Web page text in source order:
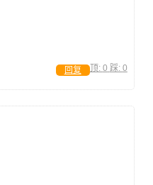
顶: 0 踩: 0
回复